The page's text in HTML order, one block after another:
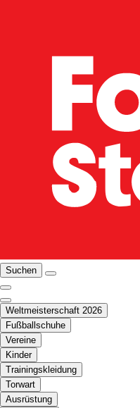
Suchen
Weltmeisterschaft 2026
Fußballschuhe
Vereine
Kinder
Trainingskleidung
Torwart
Ausrüstung